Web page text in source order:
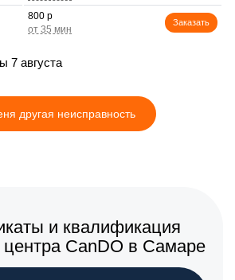
800 р
Заказать
2200 р
7 августа
другая неисправность
и квалификация
центра CanDO в Самаре